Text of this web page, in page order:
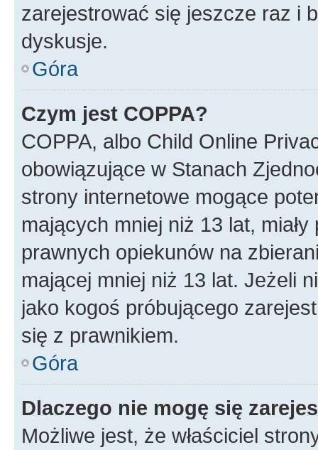
zarejestrować się jeszcze raz i
dyskusje.
Góra
Czym jest COPPA?
COPPA, albo Child Online
obowiązujące w Stanach
strony internetowe mogące
mających mniej niż 13 lat,
prawnych opiekunów na
mającej mniej niż 13 lat. Jeżeli
jako kogoś próbującego
się z prawnikiem.
Góra
Dlaczego nie mogę się
Możliwe jest, że właściciel